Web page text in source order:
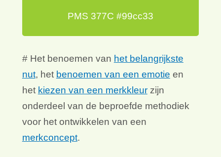
PMS 377C #99cc33
# Het benoemen van het belangrijkste
nut, het benoemen van een emotie en
het kiezen van een merkkleurzijn
onderdeel van de beproefde methodiek
voor het ontwikkelen van een
merkconcept.